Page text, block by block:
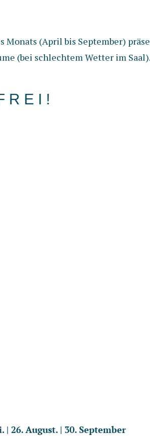
Monats (April bis September)
(bei schlechtem Wetter im
R E I !
| 26. August. | 30. September